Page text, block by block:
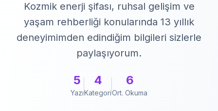
İletişim
Kozmik enerji şifası, ruhsal gelişim ve
yaşam rehberliği konularında 13 yıllık
deneyimimden edindiğim bilgileri sizlerle
paylaşıyorum.
5
Yazı
4
Kategori
6
Ort. Okuma